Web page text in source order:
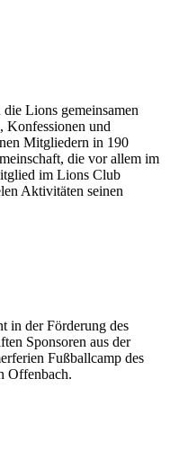
Lions gemeinsamen
Konfessionen und
Mitgliedern in 190
die vor allem im
im Lions Club
Aktivitäten seinen
in der Förderung des
Sponsoren aus der
Fußballcamp des
Offenbach.